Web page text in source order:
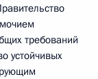
требований
устойчивых